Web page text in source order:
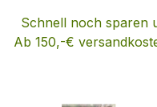
Zum Hauptinhalt
Schnell noch sparen
Ab 150,-€